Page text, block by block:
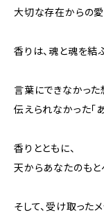
大切な存在からの愛
香りは、魂と魂を結
言葉にできなかった
伝えられなかった「あ
香りとともに、
天からあなたのもと
そして、受け取った